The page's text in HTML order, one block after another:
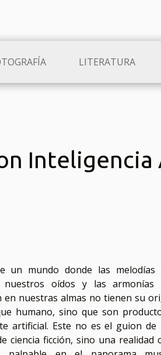
LITERATURA
un mundo donde las melodías
nuestros oídos y las armonías
en nuestras almas no tienen su
humano, sino que son
artificial. Este no es el guion de
ciencia ficción, sino una realidad